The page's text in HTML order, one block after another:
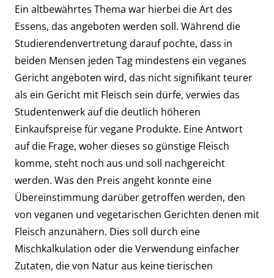
Ein altbewährtes Thema war hierbei die Art des
Essens, das angeboten werden soll. Während die
Studierendenvertretung darauf pochte, dass in
beiden Mensen jeden Tag mindestens ein veganes
Gericht angeboten wird, das nicht signifikant teurer
als ein Gericht mit Fleisch sein dürfe, verwies das
Studentenwerk auf die deutlich höheren
Einkaufspreise für vegane Produkte. Eine Antwort
auf die Frage, woher dieses so günstige Fleisch
komme, steht noch aus und soll nachgereicht
werden. Was den Preis angeht konnte eine
Übereinstimmung darüber getroffen werden, den
von veganen und vegetarischen Gerichten denen mit
Fleisch anzunähern. Dies soll durch eine
Mischkalkulation oder die Verwendung einfacher
Zutaten, die von Natur aus keine tierischen